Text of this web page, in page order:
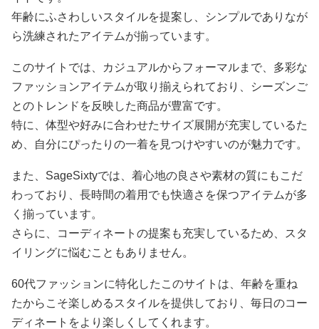
年齢にふさわしいスタイルを提案し、シンプルでありなが
ら洗練されたアイテムが揃っています。
このサイトでは、カジュアルからフォーマルまで、多彩な
ファッションアイテムが取り揃えられており、シーズンご
とのトレンドを反映した商品が豊富です。
特に、体型や好みに合わせたサイズ展開が充実しているた
め、自分にぴったりの一着を見つけやすいのが魅力です。
また、SageSixtyでは、着心地の良さや素材の質にもこだ
わっており、長時間の着用でも快適さを保つアイテムが多
く揃っています。
さらに、コーディネートの提案も充実しているため、スタ
イリングに悩むこともありません。
60代ファッションに特化したこのサイトは、年齢を重ね
たからこそ楽しめるスタイルを提供しており、毎日のコー
ディネートをより楽しくしてくれます。